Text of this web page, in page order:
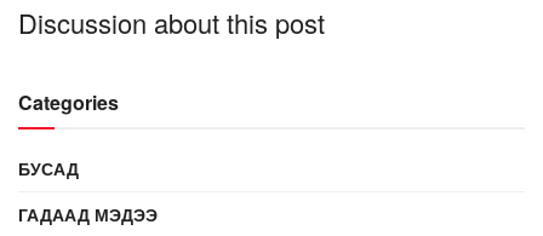
Discussion about this post
Categories
БУСАД
ГАДААД МЭДЭЭ